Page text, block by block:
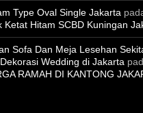
Type Oval Single Jakarta
Ketat Hitam SCBD Kuningan
Sofa Dan Meja Lesehan
Wedding di Jakarta
RAMAH DI KANTONG